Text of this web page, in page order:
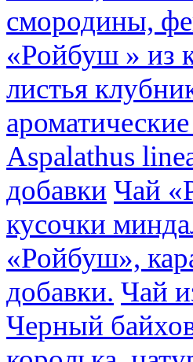
смородины,
«Ройбуш » из
листья
Aspalathus
добавки Чай
кусочки
«Ройбуш»,
добавки. Чай
Черный